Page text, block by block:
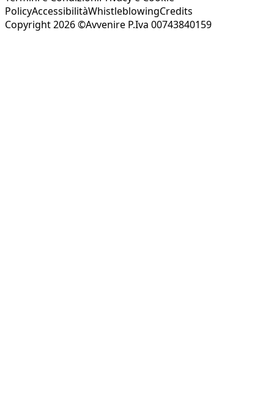
PolicyAccessibilitàWhistleblowingCredits
Copyright 2026 ©Avvenire P.Iva 00743840159